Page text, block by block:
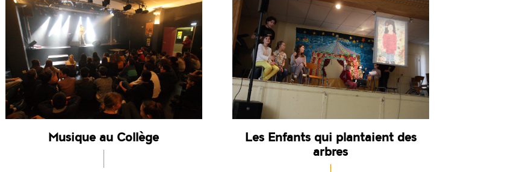
Musique au Collège
Les Enfants qui plantaient des
arbres